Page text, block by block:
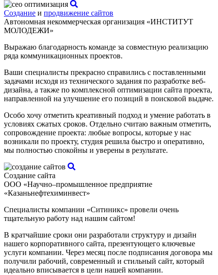
Создание и продвижение сайтов
Автономная некоммерческая организация «ИНСТИТУТ
МОЛОДЕЖИ»
Выражаю благодарность команде за совместную реализацию
ряда коммуникационных проектов.
Ваши специалисты прекрасно справились с поставленными
задачами исходя из технического задания по разработке веб-
дизайна, а также по комплексной оптимизации сайта проекта,
направленной на улучшение его позиций в поисковой выдаче.
Особо хочу отметить креативный подход и умение работать в
условиях сжатых сроков. Отдельно считаю важным отметить,
сопровождение проекта: любые вопросы, которые у нас
возникали по проекту, студия решила быстро и оперативно,
мы полностью спокойны и уверены в результате.
Создание сайта
ООО «Научно–промышленное предприятие
«Казаньнефтехиминвест»
Специалисты компании «Ситиникс» провели очень
тщательную работу над нашим сайтом!
В кратчайшие сроки они разработали структуру и дизайн
нашего корпоративного сайта, презентующего ключевые
услуги компании. Через месяц после подписания договора мы
получили рабочий, современный и стильный сайт, который
идеально вписывается в цели нашей компании.